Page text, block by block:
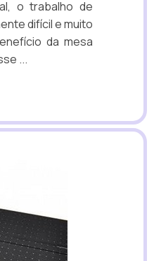
o trabalho de
difícil e muito
da mesa
...